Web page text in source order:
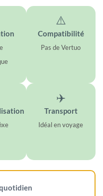
⚠️
Compatibilité
Pas de Vertuo
✈️
Transport
Idéal en voyage